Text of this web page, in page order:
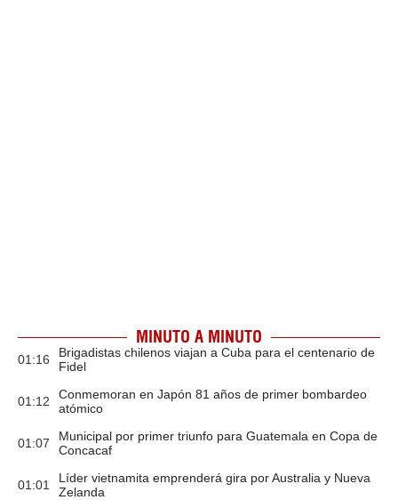
MINUTO A MINUTO
01:16
Brigadistas chilenos viajan a Cuba para el centenario de
Fidel
01:12
Conmemoran en Japón 81 años de primer bombardeo
atómico
01:07
Municipal por primer triunfo para Guatemala en Copa de
Concacaf
01:01
Líder vietnamita emprenderá gira por Australia y Nueva
Zelanda